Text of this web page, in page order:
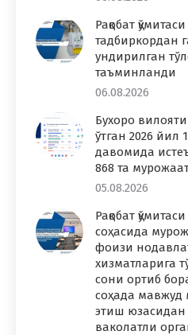
Рақобат
тадбиркордан
ундирилган
таъминланди
06.08.2026
Бухоро
ўтган 2026
давомида
868 та
05.08.2026
Рақобат
соҳасида
фоизи
хизматларига
сони ортиб
соҳада
этиш
ваколатли